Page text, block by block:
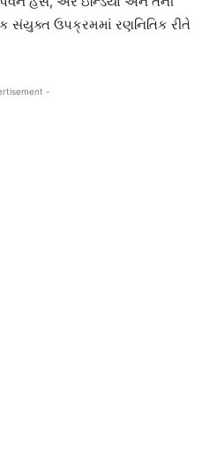
ઉપક્રમમાં રણનિતિક રીતે
-